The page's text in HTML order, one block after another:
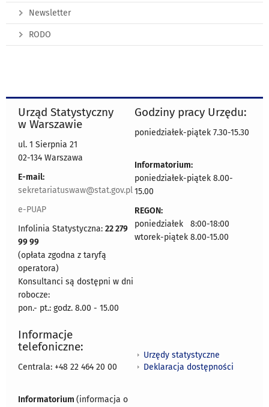
Newsletter
RODO
Urząd Statystyczny
w Warszawie
ul. 1 Sierpnia 21
02-134 Warszawa
E-mail:
sekretariatuswaw@stat.gov.pl
e-PUAP
Infolinia Statystyczna: 22 279
99 99
(opłata zgodna z taryfą
operatora)
Konsultanci są dostępni w dni
robocze:
pon.- pt.: godz. 8.00 - 15.00
Godziny pracy Urzędu:
poniedziałek-piątek 7.30-15.30
Informatorium:
poniedziałek-piątek 8.00-
15.00
REGON:
poniedziałek 8:00-18:00
wtorek-piątek 8.00-15.00
Informacje
telefoniczne:
Centrala: +48 22 464 20 00
Informatorium (informacja o
Urzędy statystyczne
Deklaracja dostępności